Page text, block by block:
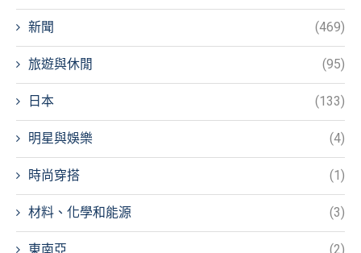
新聞 (469)
旅遊與休閒 (95)
日本 (133)
明星與娛樂 (4)
時尚穿搭 (1)
材料、化學和能源 (3)
東南亞 (2)